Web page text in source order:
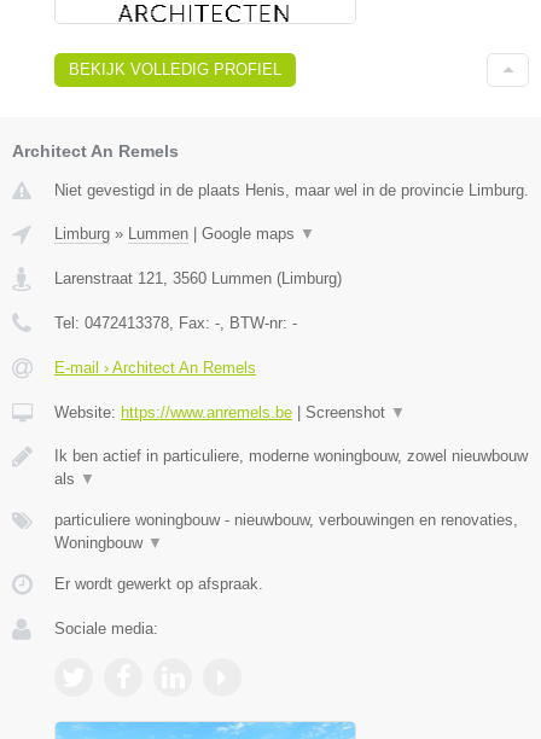
BEKIJK VOLLEDIG PROFIEL
Architect An Remels
Niet gevestigd in de plaats Henis, maar wel in de provincie Limburg.
Limburg » Lummen Google maps ▼
Larenstraat 121 3560 Lummen ( Limburg)
Tel: 0472413378 , Fax: - , BTW-nr: -
E-mail › Architect An Remels
Website: https://www.anremels.be Screenshot ▼
Ik ben actief in particuliere, moderne woningbouw, zowel nieuwbouw
als ▼
particuliere woningbouw - nieuwbouw, verbouwingen en renovaties,
Woningbouw ▼
Er wordt gewerkt op afspraak.
Sociale media: